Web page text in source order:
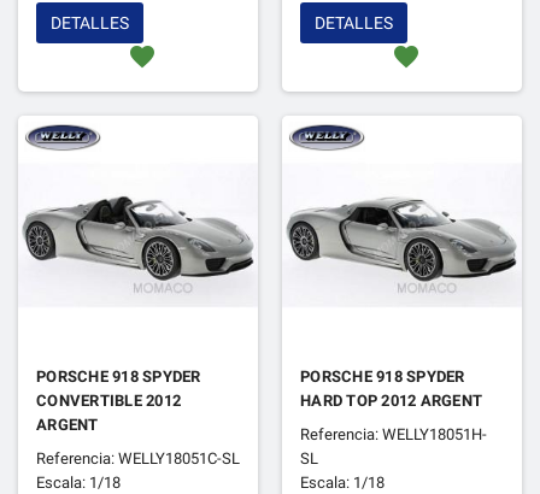
favorite
DETALLES
favorite
DETALLES
PORSCHE 918 SPYDER
CONVERTIBLE 2012
ARGENT
Referencia: WELLY18051C-SL
Escala: 1/18
PORSCHE 918 SPYDER
HARD TOP 2012 ARGENT
Referencia: WELLY18051H-
SL
Escala: 1/18